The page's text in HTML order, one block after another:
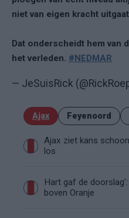
niet van eigen kracht
Dat onderscheidt hem van
het verleden. #NEDMAR
— JeSuisRick
Ajax Feyenoord
Ajax ziet kans
los
Hart gaf de
boven Oranje